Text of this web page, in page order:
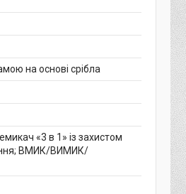
на основі срібла
«3 в 1» із захистом
ВМИК/ВИМИК/